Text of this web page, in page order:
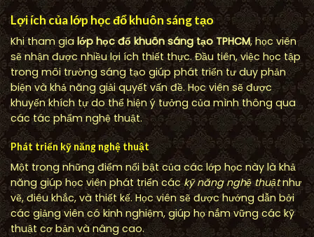
Lợi ích của lớp học đổ khuôn sáng tạo
Khi tham gialớp học đổ khuôn sáng tạo TPHCM, học viên
sẽ nhận được nhiều lợi ích thiết thực. Đầu tiên, việc học tập
trong môi trường sáng tạo giúp phát triển tư duy phản
biện và khả năng giải quyết vấn đề. Học viên sẽ được
khuyến khích tự do thể hiện ý tưởng của mình thông qua
các tác phẩm nghệ thuật.
Phát triển kỹ năng nghệ thuật
Một trong những điểm nổi bật của các lớp học này là khả
năng giúp học viên phát triển cáckỹ năng nghệ thuậtnhư
vẽ, điêu khắc, và thiết kế. Học viên sẽ được hướng dẫn bởi
các giảng viên có kinh nghiệm, giúp họ nắm vững các kỹ
thuật cơ bản và nâng cao.